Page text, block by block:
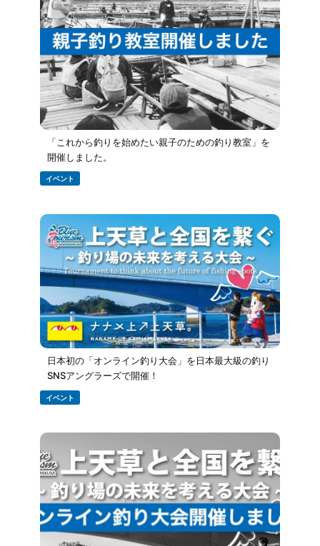
「これから釣りを始めたい親子のための釣り教室」を
開催しました。
イベント
日本初の「オンライン釣り大会」を日本最大級の釣り
SNSアングラーズで開催！
イベント